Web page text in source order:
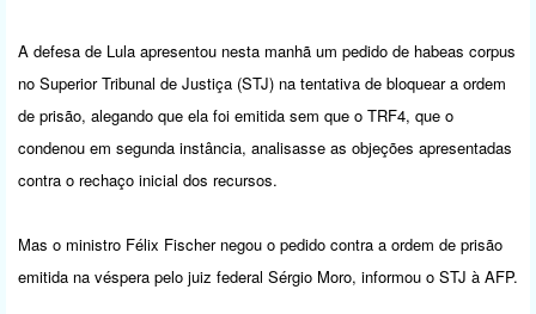
A defesa de Lula apresentou nesta manhã um pedido de habeas corpus
no Superior Tribunal de Justiça (STJ) na tentativa de bloquear a ordem
de prisão, alegando que ela foi emitida sem que o TRF4, que o
condenou em segunda instância, analisasse as objeções apresentadas
contra o rechaço inicial dos recursos.
Mas o ministro Félix Fischer negou o pedido contra a ordem de prisão
emitida na véspera pelo juiz federal Sérgio Moro, informou o STJ à AFP.